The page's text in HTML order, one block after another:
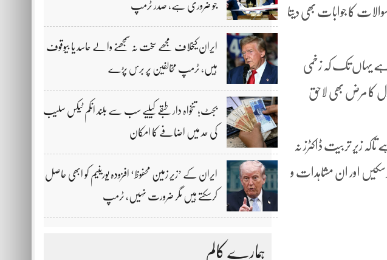
جو ضروری ہے، صدر ٹرمپ
ایران کیخلاف مجھے سخت نہ سمجھنے والے حاسد یا بیوقوف
ہیں، ٹرمپ مخالفین پر برس پڑے
بجٹ؛ تنخواہ دار طبقے کیلیے سب سے بلند انکم ٹیکس سلیب
کی حد میں اضافے کا امکان
ایران کے ’زیر زمین محفوظ‘ افزودہ یورینیم کو ابھی حاصل
کرسکتے ہیں مگر ضرورت نہیں، ٹرمپ
ہمارے کالم
کا جوابات بھی دیتا
ہے یہاں تک کہ زخمی
کا مرض بھی لاحق
زیر تربیت ڈاکٹرز نہ
اور ان مشاہدات و